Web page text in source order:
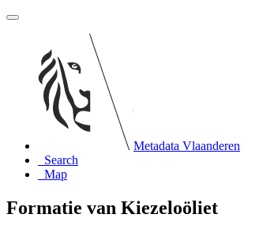
Metadata Vlaanderen
Search
Map
Formatie van Kiezeloöliet